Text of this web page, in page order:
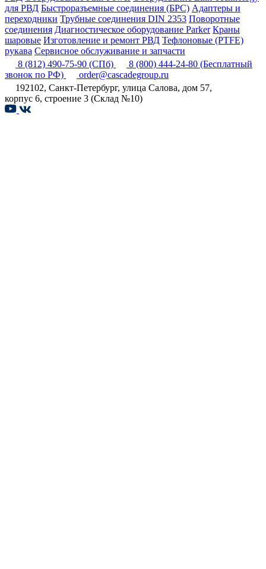
для РВД Быстроразъемные соединения (БРС) Адаптеры и
переходники Трубные соединения DIN 2353 Поворотные
соединения Диагностическое оборудование Parker Краны
шаровые Изготовление и ремонт РВД Тефлоновые (PTFE)
рукава Сервисное обслуживание и запчасти
8 (812) 490-75-90 (СПб) 8 (800) 444-24-80 (Бесплатный
звонок по РФ)
order@cascadegroup.ru
192102, Санкт-Петербург, улица Салова, дом 57,
корпус 6, строение 3 (Склад №10)